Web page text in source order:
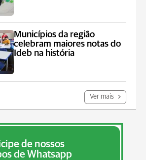
Municípios da região
celebram maiores notas do
Ideb na história
Ver mais
de nossos
de Whatsapp